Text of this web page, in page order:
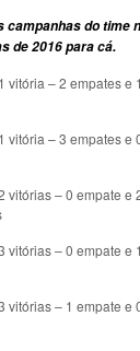
campanhas do time
de 2016 para cá.
vitória – 2 empates e
vitória – 3 empates e
vitórias – 0 empate e
vitórias – 0 empate e
vitórias – 1 empate e